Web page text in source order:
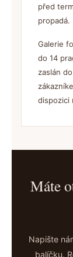
před
propadá.
Galerie
do 14
zaslán
dispozici
Máte
Napište
balíčku.